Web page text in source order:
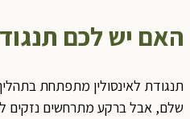
יש לכם
לאינסולין מתפתחת בתהליך
אבל ברקע מתרחשים נזקים